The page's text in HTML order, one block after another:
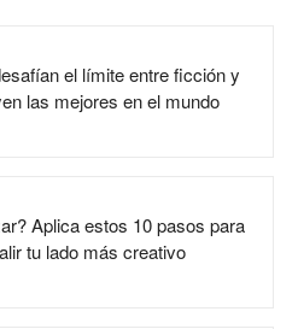
el límite entre ficción y
las mejores en el mundo
Aplica estos 10 pasos para
tu lado más creativo